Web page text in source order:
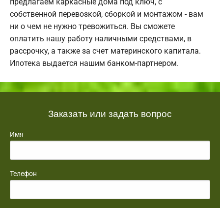
собственной перевозкой, сборкой и монтажом - вам
ни о чем не нужно тревожиться. Вы сможете
оплатить нашу работу наличными средствами, в
рассрочку, а также за счет материнского капитала.
Ипотека выдается нашим банком-партнером.
Заказать или задать вопрос
Имя
Телефон